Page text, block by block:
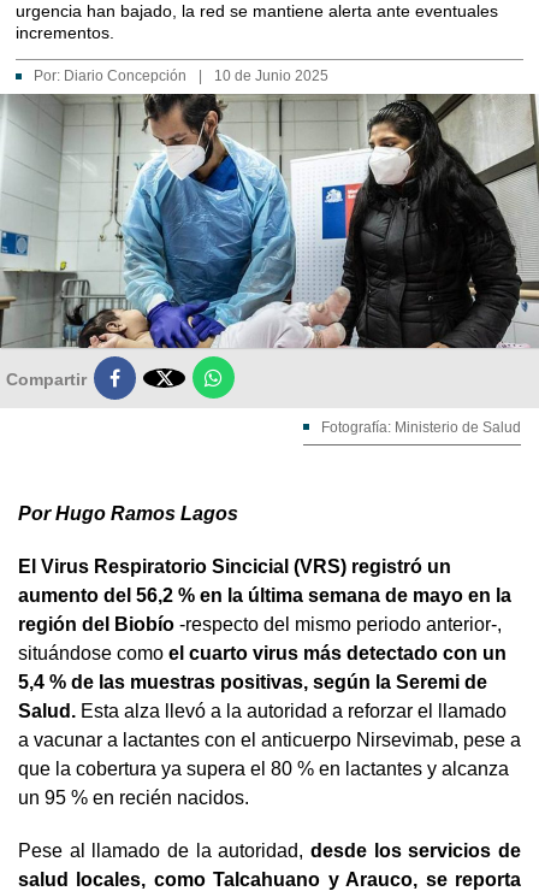
urgencia han bajado, la red se mantiene alerta ante eventuales
incrementos.
Por: Diario Concepción 10 de Junio 2025
Compartir 
Fotografía: Ministerio de Salud
Por Hugo Ramos Lagos
El Virus Respiratorio Sincicial (VRS) registró un
aumento del 56,2 % en la última semana de mayo en la
región del Biobío -respecto del mismo periodo anterior-,
situándose como el cuarto virus más detectado con un
5,4 % de las muestras positivas, según la Seremi de
Salud. Esta alza llevó a la autoridad a reforzar el llamado
a vacunar a lactantes con el anticuerpo Nirsevimab, pese a
que la cobertura ya supera el 80 % en lactantes y alcanza
un 95 % en recién nacidos.
Pese al llamado de la autoridad, desde los servicios de
salud locales, como Talcahuano y Arauco, se reporta